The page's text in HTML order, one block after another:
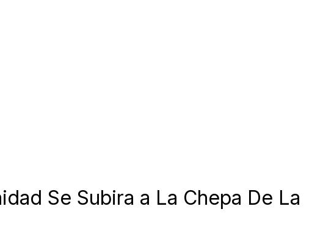
Se Subira a La Chepa De La